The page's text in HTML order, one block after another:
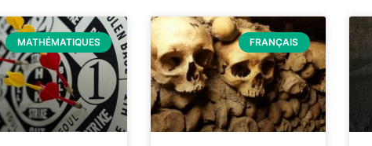
MATHÉMATIQUES FRANÇAIS